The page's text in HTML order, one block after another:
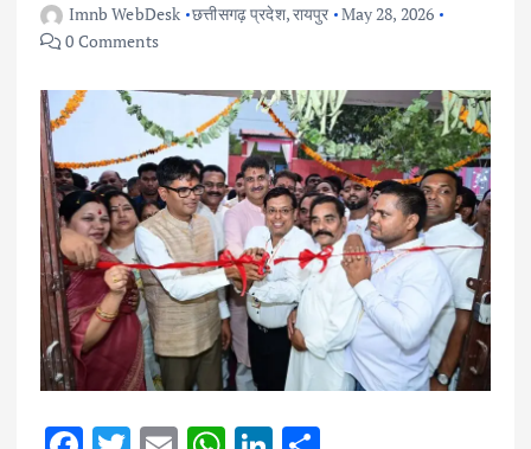
Imnb WebDesk छत्तीसगढ़ प्रदेश,रायपुर May 28, 2026
0 Comments